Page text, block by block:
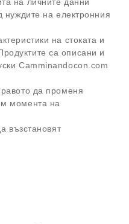
нуждите на електронния
на стоката и
са описани и
Camminandocon.com
да променя
момента на
възстановят